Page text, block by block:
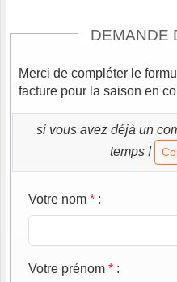
DEMANDE
Merci de compléter le
facture pour la saison en
si vous avez déjà un
temps !
Votre nom * :
Votre prénom * :